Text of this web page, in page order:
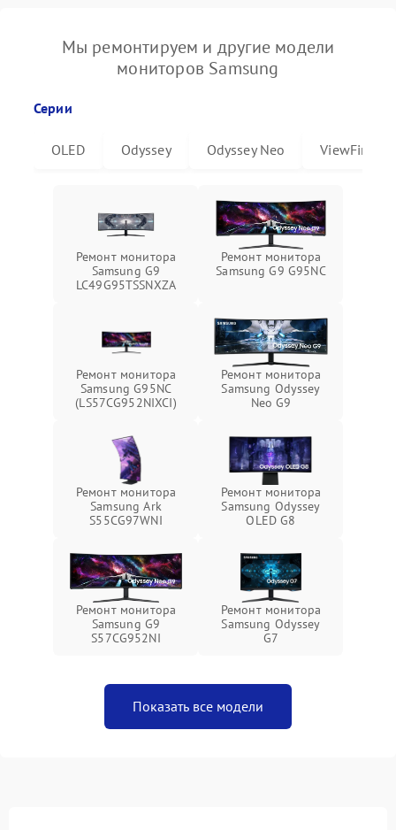
Мы ремонтируем и другие модели
мониторов Samsung
Серии
OLED Odyssey Odyssey Neo ViewFinity
Ремонт монитора
Samsung G9
LC49G95TSSNXZA
Ремонт монитора
Samsung G9 G95NC
Ремонт монитора
Samsung G95NC
(LS57CG952NIXCI)
Ремонт монитора
Samsung Odyssey
Neo G9
Ремонт монитора
Samsung Ark
S55CG97WNI
Ремонт монитора
Samsung Odyssey
OLED G8
Ремонт монитора
Samsung G9
S57CG952NI
Ремонт монитора
Samsung Odyssey
G7
Показать все модели